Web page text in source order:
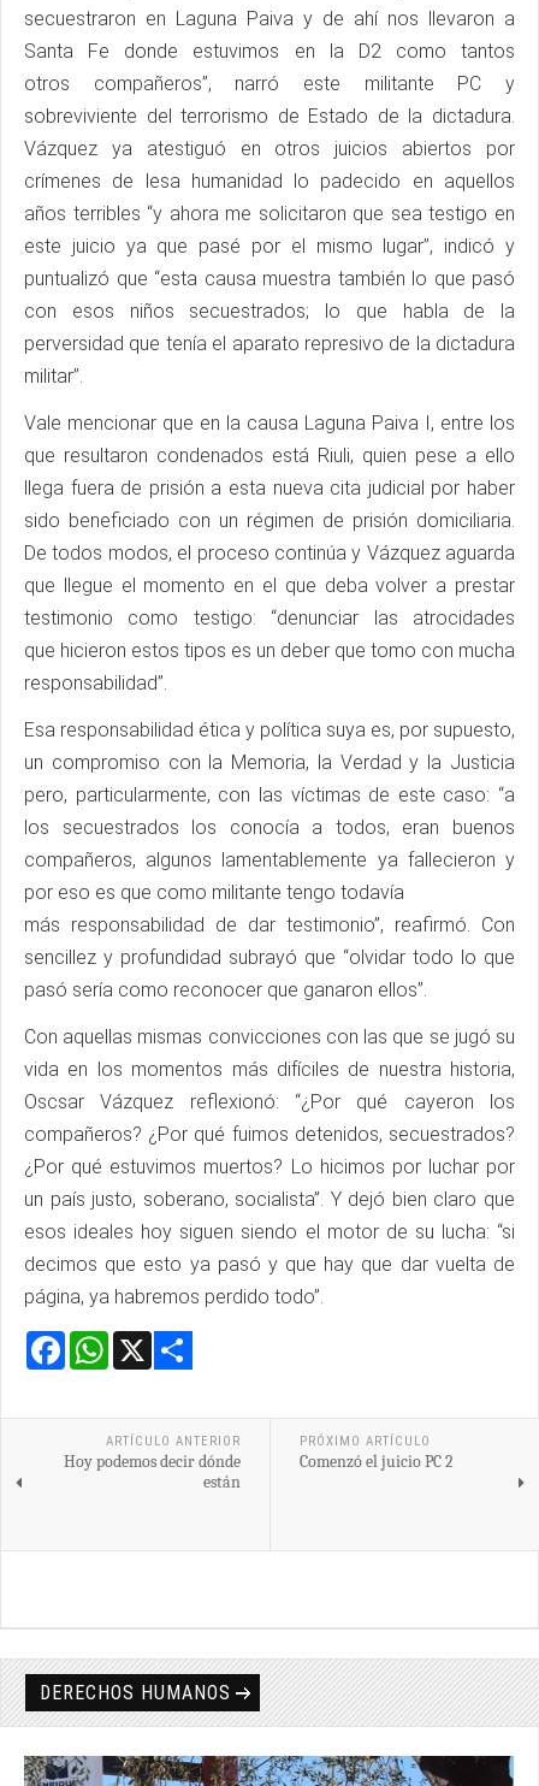
secuestraron en Laguna Paiva y de ahí nos llevaron a
Santa Fe donde estuvimos en la D2 como tantos
otros compañeros”, narró este militante PC y
sobreviviente del terrorismo de Estado de la dictadura.
Vázquez ya atestiguó en otros juicios abiertos por
crímenes de lesa humanidad lo padecido en aquellos
años terribles “y ahora me solicitaron que sea testigo en
este juicio ya que pasé por el mismo lugar”, indicó y
puntualizó que “esta causa muestra también lo que pasó
con esos niños secuestrados; lo que habla de la
perversidad que tenía el aparato represivo de la dictadura
militar”.
Vale mencionar que en la causa Laguna Paiva I, entre los
que resultaron condenados está Riuli, quien pese a ello
llega fuera de prisión a esta nueva cita judicial por haber
sido beneficiado con un régimen de prisión domiciliaria.
De todos modos, el proceso continúa y Vázquez aguarda
que llegue el momento en el que deba volver a prestar
testimonio como testigo: “denunciar las atrocidades
que hicieron estos tipos es un deber que tomo con mucha
responsabilidad”.
Esa responsabilidad ética y política suya es, por supuesto,
un compromiso con la Memoria, la Verdad y la Justicia
pero, particularmente, con las víctimas de este caso: “a
los secuestrados los conocía a todos, eran buenos
compañeros, algunos lamentablemente ya fallecieron y
por eso es que como militante tengo todavía
más responsabilidad de dar testimonio”, reafirmó. Con
sencillez y profundidad subrayó que “olvidar todo lo que
pasó sería como reconocer que ganaron ellos”.
Con aquellas mismas convicciones con las que se jugó su
vida en los momentos más difíciles de nuestra historia,
Oscsar Vázquez reflexionó: “¿Por qué cayeron los
compañeros? ¿Por qué fuimos detenidos, secuestrados?
¿Por qué estuvimos muertos? Lo hicimos por luchar por
un país justo, soberano, socialista”. Y dejó bien claro que
esos ideales hoy siguen siendo el motor de su lucha: “si
decimos que esto ya pasó y que hay que dar vuelta de
página, ya habremos perdido todo”.
Facebook
WhatsApp
ARTÍCULO ANTERIOR
Hoy podemos decir dónde
están
PRÓXIMO ARTÍCULO
Comenzó el juicio PC 2
DERECHOS HUMANOS